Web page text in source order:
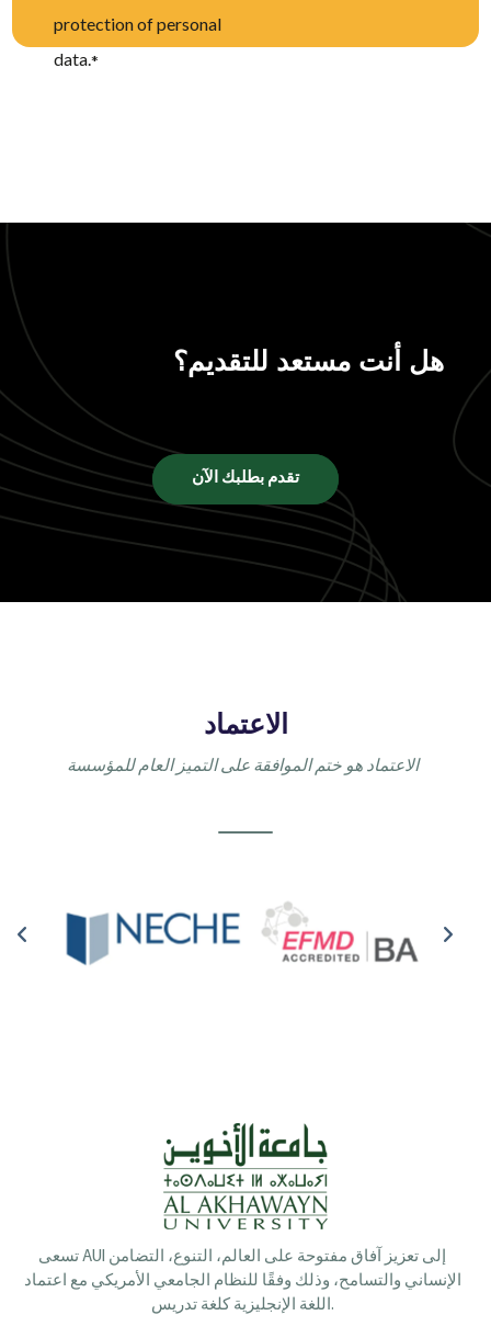
protection of personal
data.*
هل أنت مستعد للتقديم؟
تقدم بطلبك الآن
الاعتماد
الاعتماد هو ختم الموافقة على التميز العام للمؤسسة
تسعى AUI إلى تعزيز آفاق مفتوحة على العالم، التنوع، التضامن
الإنساني والتسامح، وذلك وفقًا للنظام الجامعي الأمريكي مع اعتماد
اللغة الإنجليزية كلغة تدريس.